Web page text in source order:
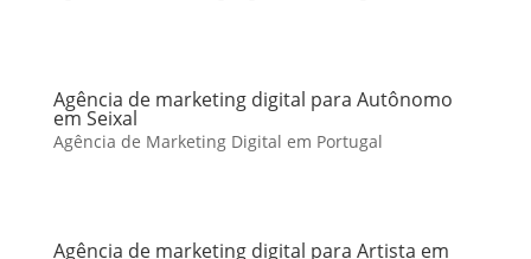
Agência de marketing digital para Autônomo
em Seixal
Agência de Marketing Digital em Portugal
Agência de marketing digital para Artista em